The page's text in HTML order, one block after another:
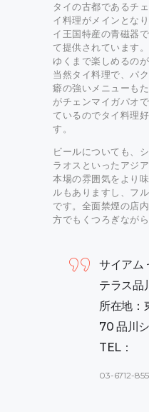
タイの古都であるチ
イ料理がメインとな
イ王国特産の青磁器
て提供されています
ゆくまで楽しめるの
当然タイ料理で、パ
癖の強いメニューも
がチェンマイガパオ
ているのでタイ料理
す。
ビールについても、
ラオスといったアジ
本場の雰囲気をより
ルもありますし、フ
です。全面禁煙の店
方でもくつろぎなが
サイアム
テラス品
所在地：
70 品川
TEL：
03-6712-